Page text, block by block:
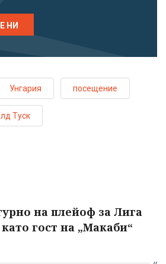
НИ
Унгария посещение
Туск
на плейоф за Лига
гост на „Макаби“